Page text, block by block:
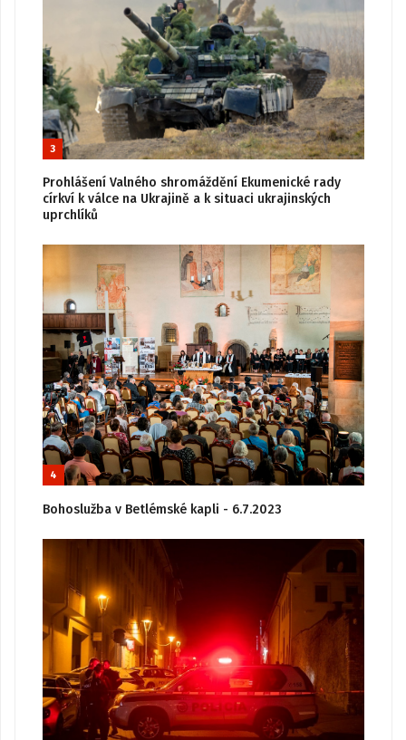
3
Prohlášení Valného shromáždění Ekumenické rady
církví k válce na Ukrajině a k situaci ukrajinských
uprchlíků
4
Bohoslužba v Betlémské kapli - 6.7.2023